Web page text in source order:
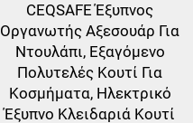
CEQSAFE Έξυπνος
Οργανωτής Αξεσουάρ Για
Ντουλάπι, Εξαγόμενο
Πολυτελές Κουτί Για
Κοσμήματα, Ηλεκτρικό
Έξυπνο Κλειδαριά Κουτί